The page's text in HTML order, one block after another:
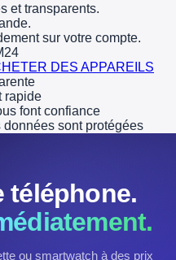
et transparents.
sur votre compte.
DES APPAREILS
rapide
font confiance
données sont protégées
téléphone.
ou smartwatch à des prix